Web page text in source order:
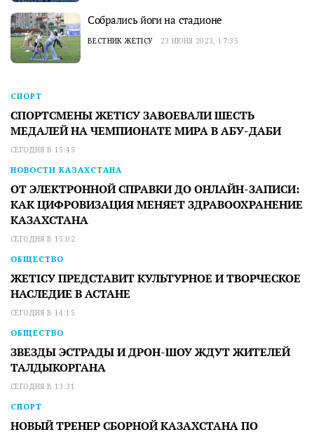
Собрались йоги на стадионе
ВЕСТНИК ЖЕТІСУ 23 ИЮНЯ 2023, 17:35
СПОРТ
СПОРТСМЕНЫ ЖЕТІСУ ЗАВОЕВАЛИ ШЕСТЬ
МЕДАЛЕЙ НА ЧЕМПИОНАТЕ МИРА В АБУ-ДАБИ
СЕГОДНЯ В 15:45
НОВОСТИ КАЗАХСТАНА
ОТ ЭЛЕКТРОННОЙ СПРАВКИ ДО ОНЛАЙН-ЗАПИСИ:
КАК ЦИФРОВИЗАЦИЯ МЕНЯЕТ ЗДРАВООХРАНЕНИЕ
КАЗАХСТАНА
СЕГОДНЯ В 15:02
ОБЩЕСТВО
ЖЕТІСУ ПРЕДСТАВИТ КУЛЬТУРНОЕ И ТВОРЧЕСКОЕ
НАСЛЕДИЕ В АСТАНЕ
СЕГОДНЯ В 14:15
ОБЩЕСТВО
ЗВЕЗДЫ ЭСТРАДЫ И ДРОН-ШОУ ЖДУТ ЖИТЕЛЕЙ
ТАЛДЫКОРГАНА
СЕГОДНЯ В 13:31
СПОРТ
НОВЫЙ ТРЕНЕР СБОРНОЙ КАЗАХСТАНА ПО